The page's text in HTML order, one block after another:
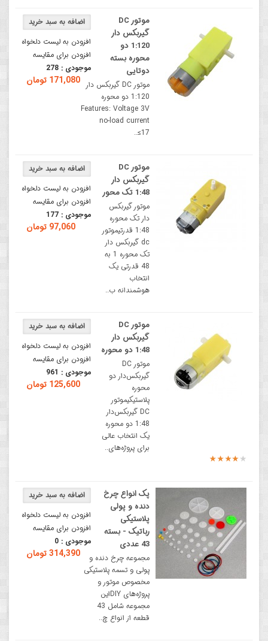
افزودن به لیست دلخواه
افزودن برای مقایسه
موجودی : 278
171,080 تومان
موتور DC
گیربکس دار
1:120 دو
محوره بسته
دوتایی
موتور DC گیربکس دار
1:120 دو محوره
Features: Voltage 3V
no-load current
≤17..
افزودن به لیست دلخواه
افزودن برای مقایسه
موجودی : 177
97,060 تومان
موتور DC
گیربکس دار
1:48 تک محور
موتور گیربکس
دار تک محوره
1:48 قدرتیموتور
dc گیربکس دار
تک محوره 1 به
48 قدرتی یک
انتخاب
هوشمندانه ب..
افزودن به لیست دلخواه
افزودن برای مقایسه
موجودی : 961
125,600 تومان
موتور DC
گیربکس دار
1:48 دو محوره
موتور DC
گیربکس‌دار دو
محوره
پلاستیکیموتور
DC گیربکس‌دار
1:48 دو محوره
یک انتخاب عالی
برای پروژه‌های..
افزودن به لیست دلخواه
افزودن برای مقایسه
موجودی : 0
314,390 تومان
پک انواع چرخ
دنده و پولی
پلاستیکی
رباتیک - بسته
43 عددی
مجموعه چرخ دنده و
پولی و تسمه پلاستیکی
مخصوص موتور و
پروژه‌های DIYاین
مجموعه شامل 43
قطعه از انواع چ..